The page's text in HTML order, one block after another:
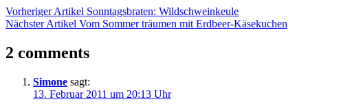
Beitrag-
Navigation
Vorheriger Artikel Sonntagsbraten: Wildschweinkeule
Nächster Artikel Vom Sommer träumen mit Erdbeer-Käsekuchen
2 comments
Simone sagt:
13. Februar 2011 um 20:13 Uhr